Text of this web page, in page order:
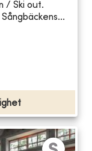
/ Ski out.